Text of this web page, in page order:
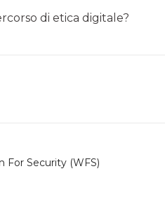
di etica digitale?
Security (WFS)